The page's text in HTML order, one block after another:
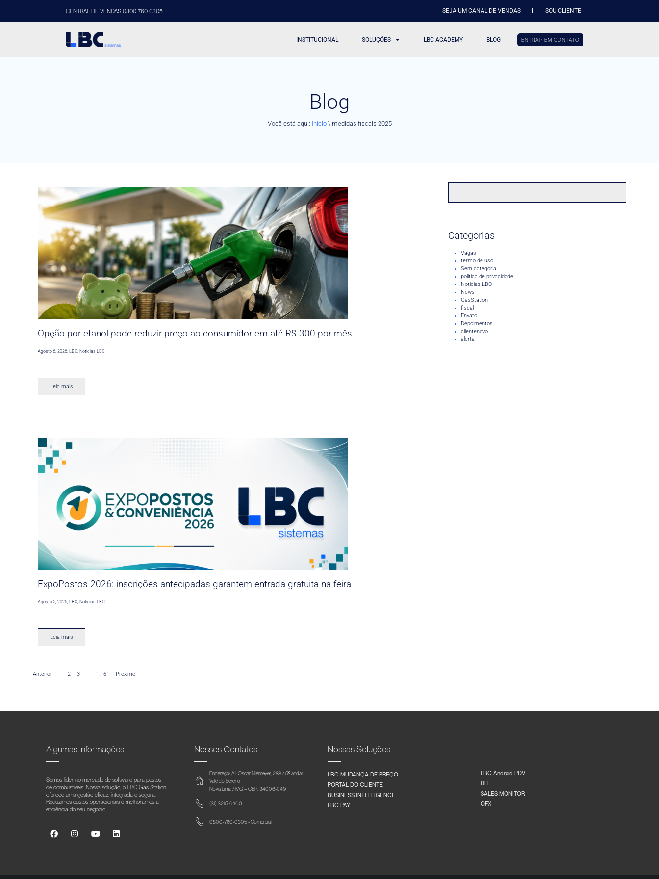
CENTRAL DE VENDAS 0800 760 0305 SEJA UM CANAL DE VENDAS SOU CLIENTE
INSTITUCIONAL SOLUÇÕES LBC ACADEMY BLOG ENTRAR EM CONTATO
Blog
Você está aqui: Início\ medidas fiscais 2025
Opção por etanol pode reduzir preço ao consumidor em até R$ 300 por mês
Agosto 6, 2026,LBC,Noticias LBC
Leia mais
ExpoPostos 2026: inscrições antecipadas garantem entrada gratuita na feira
Agosto 5, 2026 ,LBC Noticias LBC
Leia mais
Anterior 1 2 3 … 1.161 Próximo
Categorias
Vagas
termo de uso
Sem categoria
politica de privacidade
Noticias LBC
News
GasStation
fiscal
Envato
Depoimentos
clientenovo
alerta
Algumas informações
Somos líder no mercado de software para postos
de combustíveis. Nossa solução, o LBC Gas Station,
oferece uma gestão eficaz, integrada e segura.
Reduzimos custos operacionais e melhoramos a
eficiência do seu negócio.
Nossos Contatos
Endereço: Al. Oscar Niemeyer, 288 / 5º andar –
Vale do Sereno
Nova Lima / MG – CEP: 34006-049
(31) 3215-6400
0800-760-0305 - Comercial
Nossas Soluções
LBC MUDANÇA DE PREÇO
PORTAL DO CLIENTE
BUSINESS INTELLIGENCE
LBC PAY
LBC Android PDV
DFE
SALES MONITOR
OFX